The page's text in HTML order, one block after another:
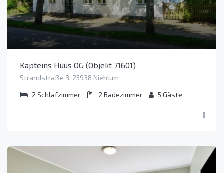
Kapteins Hüüs OG (Objekt 71601)
Strandstraße 3, 25938 Nieblum
2 Schlafzimmer 2 Badezimmer 5 Gäste